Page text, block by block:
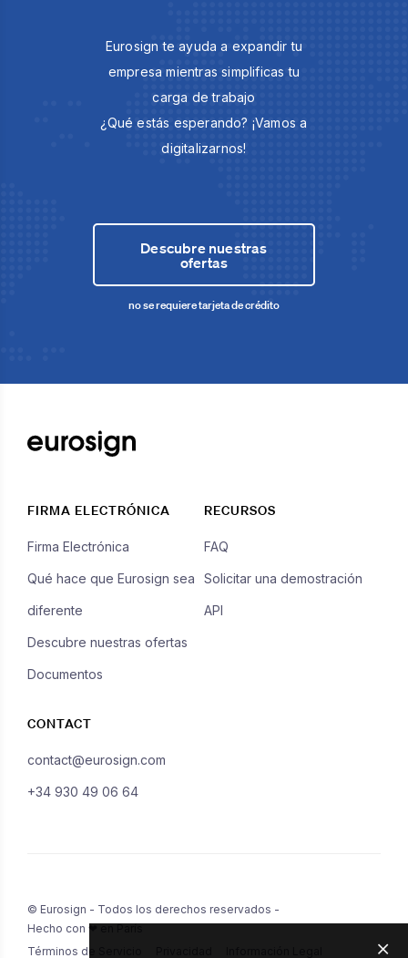
Eurosign te ayuda a expandir tu
empresa mientras simplificas tu
carga de trabajo
¿Qué estás esperando? ¡Vamos a
digitalizarnos!
Descubre nuestras
ofertas
no se requiere tarjeta de crédito
FIRMA ELECTRÓNICA
Firma Electrónica
Qué hace que Eurosign sea
diferente
Descubre nuestras ofertas
Documentos
RECURSOS
FAQ
Solicitar una demostración
API
CONTACT
contact@eurosign.com
+34 930 49 06 64
© Eurosign - Todos los derechos reservados -
Hecho con ❤ en París
Términos de Servicio